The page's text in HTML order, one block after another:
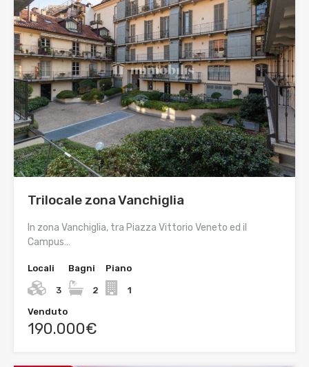
Trilocale zona Vanchiglia
In zona Vanchiglia, tra Piazza Vittorio Veneto ed il
Campus…
Locali
3
Bagni
2
Piano
1
Venduto
190.000€